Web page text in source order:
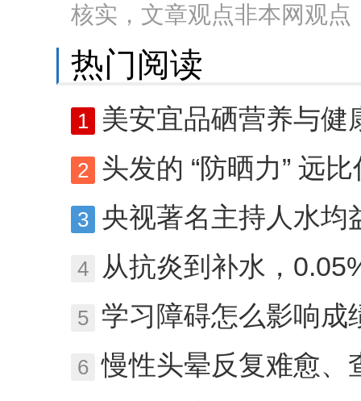
核实，文章观点非本网观点
热门阅读
1 美安宜品硒营养与健康专题研讨
2 头发的 “防晒力” 远比你想象中弱，大麦
3 央视著名主持人水均益专访超声科史宪全
4 从抗炎到补水，
5 学习障碍怎么影响成
6 慢性头晕反复难愈、查无